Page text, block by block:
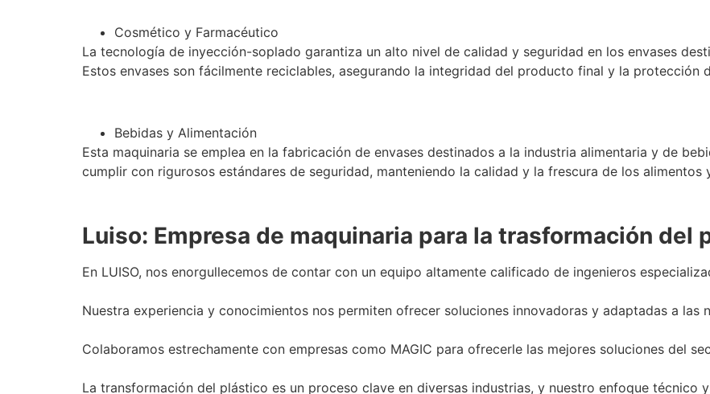
Cosmético y Farmacéutico
La tecnología de inyección-soplado garantiza un alto nivel de calidad y seguridad en los envases
Estos envases son fácilmente reciclables, asegurando la integridad del producto final y la protección
Bebidas y Alimentación
Esta maquinaria se emplea en la fabricación de envases destinados a la industria alimentaria y de
cumplir con rigurosos estándares de seguridad, manteniendo la calidad y la frescura de los alimentos
Luiso: Empresa de maquinaria para la trasformación del
En LUISO, nos enorgullecemos de contar con un equipo altamente calificado de ingenieros
Nuestra experiencia y conocimientos nos permiten ofrecer soluciones innovadoras y adaptadas a las
Colaboramos estrechamente con empresas como MAGIC para ofrecerle las mejores soluciones del
La transformación del plástico es un proceso clave en diversas industrias, y nuestro enfoque técnico